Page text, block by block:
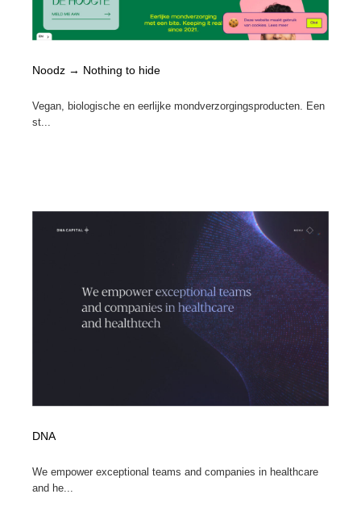
Noodz → Nothing to hide
Vegan, biologische en eerlijke mondverzorgingsproducten. Een
st...
DNA
We empower exceptional teams and companies in healthcare
and he...